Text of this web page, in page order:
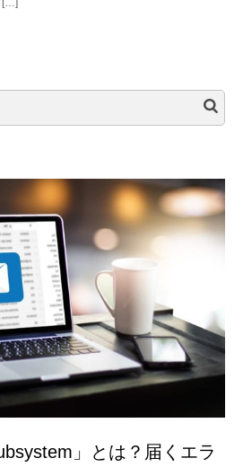
」とは？届くエラ